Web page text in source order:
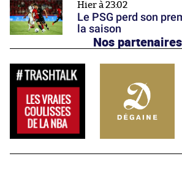
Hier à 23:02
Le PSG perd son
la saison
Nos partenaires